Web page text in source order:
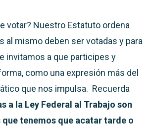
votar? Nuestro Estatuto ordena
al mismo deben ser votadas y para
invitamos a que participes y
como una expresión más del
que nos impulsa. Recuerda
a la Ley Federal al Trabajo son
tenemos que acatar tarde o